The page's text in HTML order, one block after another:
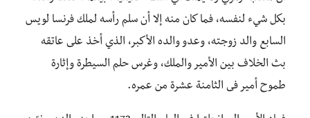
بكل شيء لنفسه، فما كان منه إلا أن سلم رأسه لملك فرنسا لويس
السابع والد زوجته، وعدو والده الأكبر، الذي أخذ على عاتقه
بث الخلاف بين الأمير والملك، وغرس حلم السيطرة وإثارة
طموح أمير فى الثامنة عشرة من عمره.